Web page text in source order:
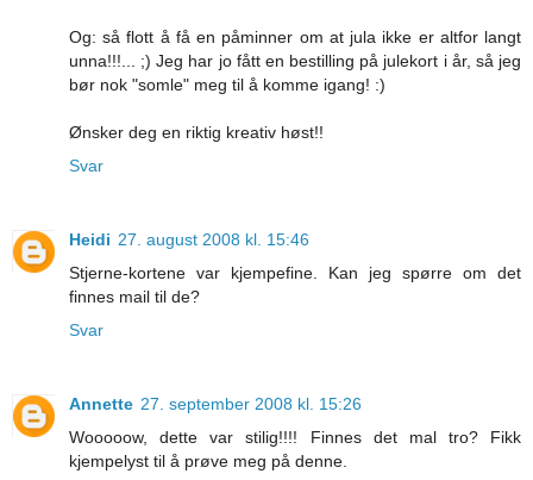
Og: så flott å få en påminner om at jula ikke er altfor langt
unna!!!... ;) Jeg har jo fått en bestilling på julekort i år, så jeg
bør nok "somle" meg til å komme igang! :)
Ønsker deg en riktig kreativ høst!!
Svar
Heidi 27. august 2008 kl. 15:46
Stjerne-kortene var kjempefine. Kan jeg spørre om det
finnes mail til de?
Svar
Annette 27. september 2008 kl. 15:26
Wooooow, dette var stilig!!!! Finnes det mal tro? Fikk
kjempelyst til å prøve meg på denne.